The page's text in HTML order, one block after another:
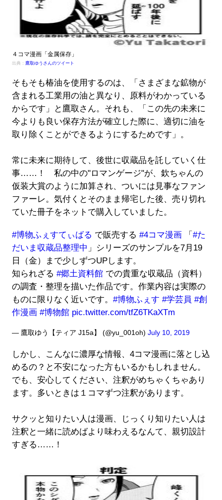
４コマ漫画「金属保存」
出典： 鷹取ゆうさんのツイート
そもそも椿油を使用するのは、「さまざまな鉱物が
含まれる工業用の油と異なり、原料がわかっている
からです」と鷹取さん。それも、「この先の未来に
今よりも良い保存方法が確立した際に、適切に油を
取り除くことができるようにするためです」。
常に未来に期待して、後世に収蔵品を託していく仕
事……！ 私の中の"ロマンゲージ"が、欽ちゃんの
仮装大賞のように加算され、ついには見事なファン
ファーレ。気付くとそのまま帰宅した後、売り切れ
ていた冊子をネットで購入していました。
#博物ふぇすてぃばる で販売する #4コマ漫画「 #た
だいま収蔵品整理中 」シリーズのサンプルを7月19
日（金）まで少しずつUPします。
知られざる #郷土資料館での貴重な収蔵品（資料）
の調査・整理を描いた作品です。作業内容は実際の
ものに限りなく近いです。 #博物ふぇす #学芸員 #創
作漫画 #博物館 pic.twitter.com/tfZ6TKaXTm
— 鷹取ゆう【ティア J15a】 (@yu_001oh) July 10, 2019
しかし、こんなに濃厚な情報、4コマ漫画に落とし込
めるの？と不安になった方もいるかもしれません。
でも、安心してください、注釈がめちゃくちゃあり
ます。多いときは１コマずつ注釈があります。
サクッと知りたい人は漫画、じっくり知りたい人は
注釈と一緒に読めばより味わえるなんて、親切設計
すぎる……！